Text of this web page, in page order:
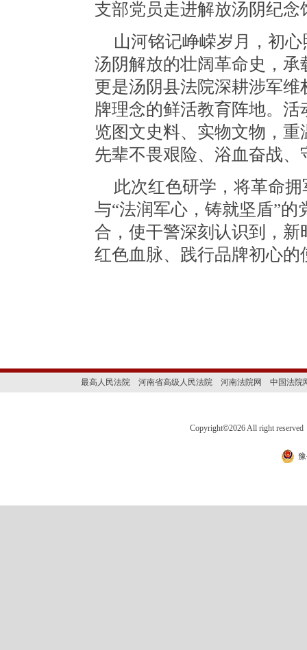
支部党员走进解放汤阴纪
山河铭记峥嵘岁月，初
汤阴解放的壮阔革命史，
更是汤阴县法院深耕涉军
牌理念的鲜活教育阵地。
览图文史料、实物文物，
先辈不畏艰险、浴血奋战
此次红色研学，将革命
与“法润军心，铸就坚盾”
合，使干警深刻认识到，
红色血脉、践行品牌初心的
最高人民法院 河南省高级人民法院 河南法院网 中国法院
Copyright©2026 All right